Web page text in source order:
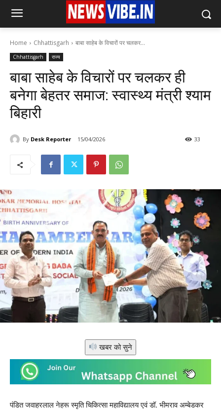
Home Chhattisgarh बाबा साहेब के विचारों पर चलकर...
Chhattisgarh राज्य
बाबा साहेब के विचारों पर चलकर ही
बनेगा बेहतर समाज: स्वास्थ्य मंत्री श्याम
बिहारी
By Desk Reporter 15/04/2026 33
खबर को सुने
पंडित जवाहरलाल नेहरू स्मृति चिकित्सा महाविद्यालय एवं डॉ. भीमराव अम्बेडकर